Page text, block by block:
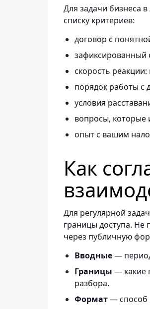
Для задачи бизнеса
списку критериев:
договор с
зафиксированный
скорость
порядок работы с
условия
вопросы, которые
опыт с вашим
Как
Для регулярной
границы доступа. Не
через публичную
Вводные —
Границы — какие
разбора.
Формат — способ